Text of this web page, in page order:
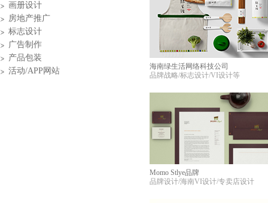
画册设计
房地产推广
标志设计
广告制作
产品包装
活动/APP网站
海南绿生活网络科技公司
品牌战略/标志设计/VI设计等
Momo Stlye品牌
品牌设计/海南VI设计/专卖店设计